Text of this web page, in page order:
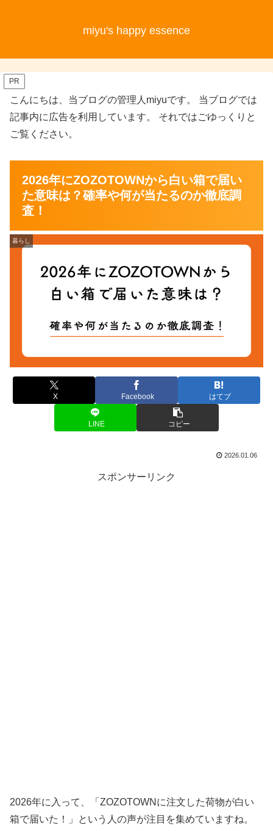
miyu's happy essence
PR
こんにちは、当ブログの管理人miyuです。 当ブログでは
記事内に広告を利用しています。 それではごゆっくりと
ご覧ください。
2026年にZOZOTOWNから白い箱で届い
た意味は？確率や何が当たるのか徹底調
査！
暮らし
X Facebook はてブ
LINE コピー
2026.01.06
スポンサーリンク
2026年に入って、「ZOZOTOWNに注文した荷物が白い
箱で届いた！」という人の声が注目を集めていますね。